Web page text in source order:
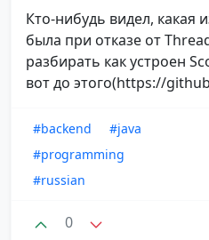
Кто-нибудь видел, какая
была при отказе от
разбирать как устроен
вот до этого(https://
#backend
#java
#programming
#russian
0